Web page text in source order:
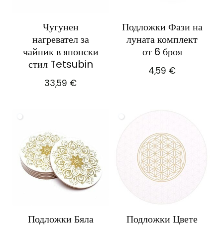
Чугунен
нагревател за
чайник в японски
стил Tetsubin
33,59 €
Подложки Фази на
луната комплект
от 6 броя
4,59 €
Подложки Бяла
Подложки Цвете